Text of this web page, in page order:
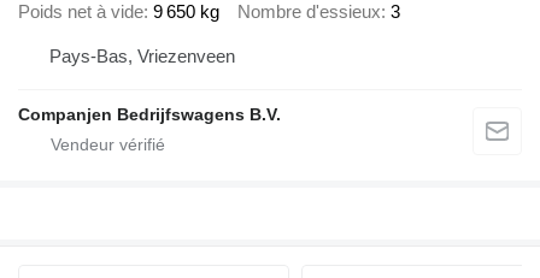
Poids net à vide 9 650 kg Nombre d'essieux 3
Pays-Bas, Vriezenveen
Companjen Bedrijfswagens B.V.